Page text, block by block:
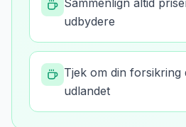
Sammenlign altid
udbydere
Tjek om din
udlandet